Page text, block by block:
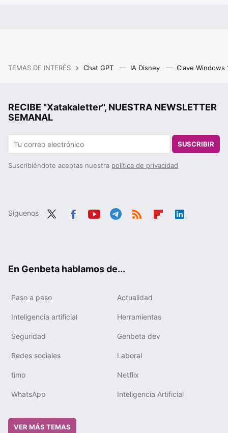
TEMAS DE INTERÉS Chat GPT IA Disney Clave Windows
RECIBE "Xatakaletter", NUESTRA NEWSLETTER
SEMANAL
SUSCRIBIR
Suscribiéndote aceptas nuestra política de privacidad
Síguenos
En Genbeta hablamos de...
Paso a paso Actualidad
Inteligencia artificial Herramientas
Seguridad Genbeta dev
Redes sociales Laboral
timo Netflix
WhatsApp Inteligencia Artificial
VER MÁS TEMAS